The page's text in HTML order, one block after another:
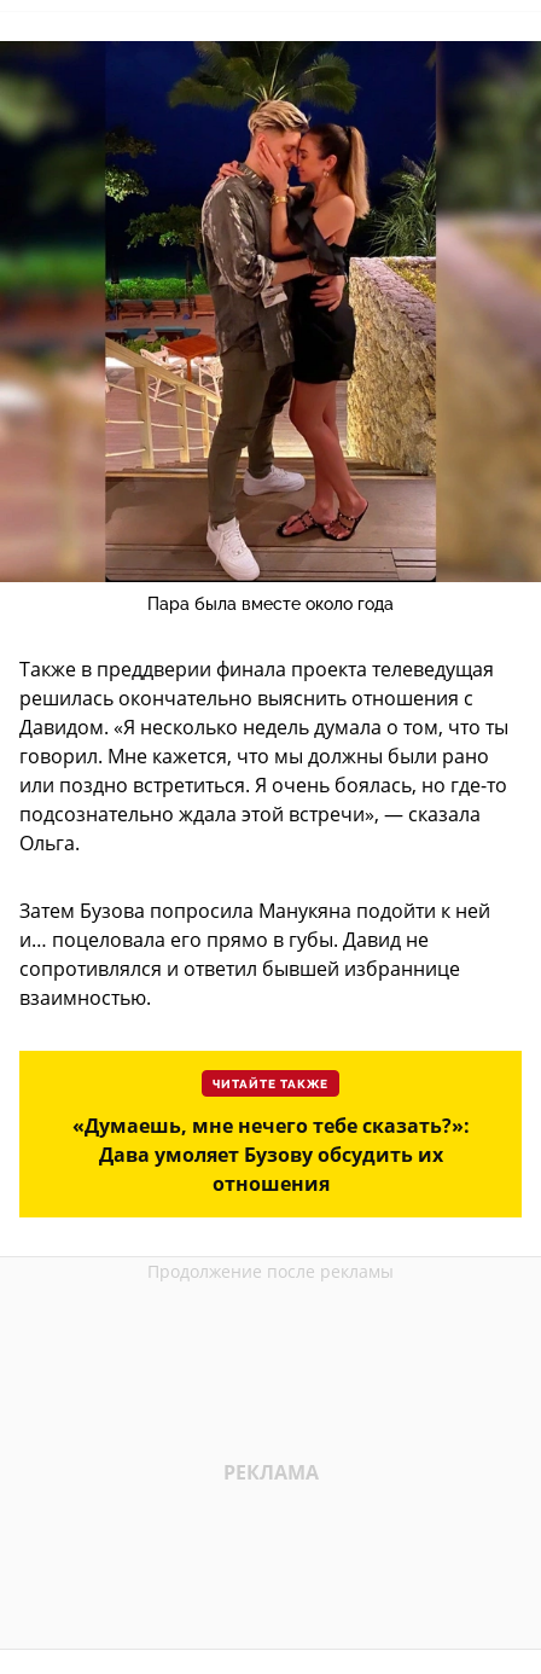
Пара была вместе около года
Также в преддверии финала проекта телеведущая
решилась окончательно выяснить отношения с
Давидом. «Я несколько недель думала о том, что ты
говорил. Мне кажется, что мы должны были рано
или поздно встретиться. Я очень боялась, но где-то
подсознательно ждала этой встречи», — сказала
Ольга.
Затем Бузова попросила Манукяна подойти к ней
и… поцеловала его прямо в губы. Давид не
сопротивлялся и ответил бывшей избраннице
взаимностью.
ЧИТАЙТЕ ТАКЖЕ
«Думаешь, мне нечего тебе сказать?»:
Дава умоляет Бузову обсудить их
отношения